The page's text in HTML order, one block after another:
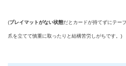
(プレイマットがない状態だとカードが持てずにテー
爪を立てて慎重に取ったりと結構苦労しがちです。)